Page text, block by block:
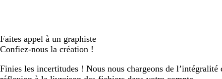
Faites appel à un graphiste
Confiez-nous la création !
Finies les incertitudes ! Nous nous chargeons de l’intégralité